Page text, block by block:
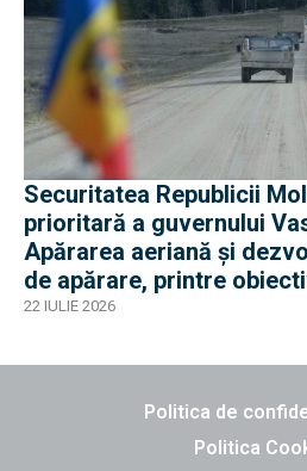
Securitatea Republicii
prioritară a guvernului
Apărarea aeriană și
de apărare, printre
22 IULIE 2026
Politica de
Politica